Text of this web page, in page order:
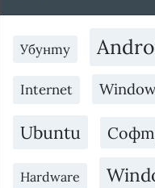
Убунту
Internet
Ubuntu
Hardware